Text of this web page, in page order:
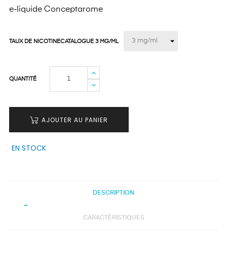
e-liquide Conceptarome
TAUX DE NICOTINECATALOGUE 3 MG/ML
QUANTITÉ
AJOUTER AU PANIER
EN STOCK
DESCRIPTION
CARACTÉRISTIQUES